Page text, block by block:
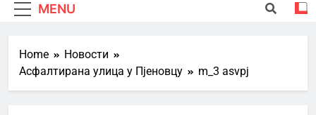
MENU
Home
Новости
Асфалтирана улица у Пјеновцу
m_3 asvpj